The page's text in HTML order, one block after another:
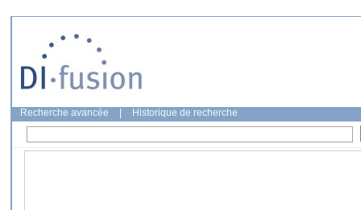
Recherche avancée Historique de recherche